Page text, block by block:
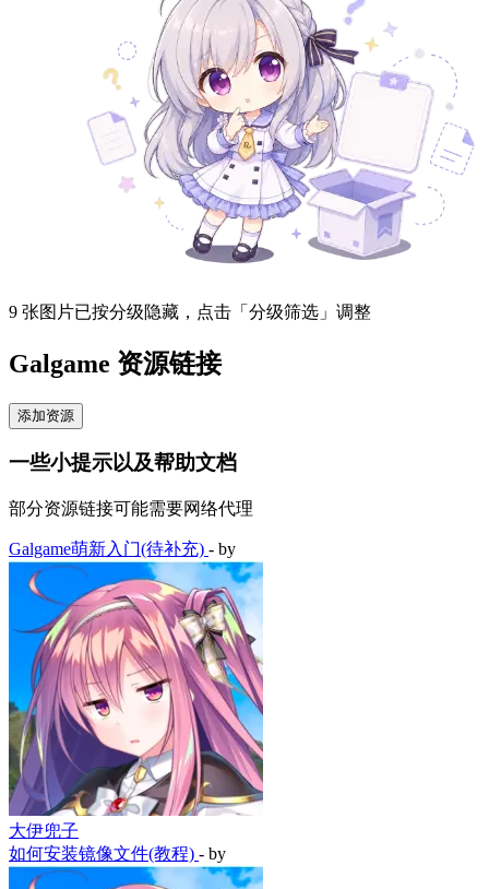
9 张图片已按分级隐藏，点击「分级筛选」调整
Galgame 资源链接
添加资源
一些小提示以及帮助文档
部分资源链接可能需要网络代理
Galgame萌新入门(待补充) - by
大伊兜子
如何安装镜像文件(教程) - by